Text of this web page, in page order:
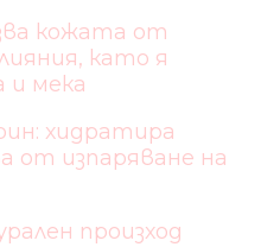
кожата от
като я
и мека
хидратира
от изпаряване на
произход